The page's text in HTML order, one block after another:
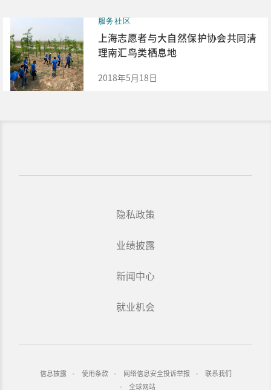
服务社区
上海志愿者与大自然保护协会共同清
理南汇鸟类栖息地
2018年5月18日
隐私政策
业绩披露
新闻中心
就业机会
信息披露 使用条款 网络信息安全投诉举报
联系我们
全球网站